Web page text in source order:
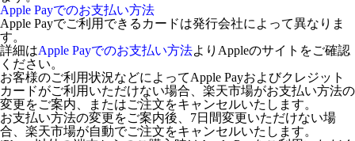
Apple Payでのお支払い方法
Apple Payでご利用できるカードは発行会社によって異なりま
す。
詳細はApple Payでのお支払い方法よりAppleのサイトをご確認
ください。
お客様のご利用状況などによってApple Payおよびクレジット
カードがご利用いただけない場合、楽天市場がお支払い方法の
変更をご案内、またはご注文をキャンセルいたします。
お支払い方法の変更をご案内後、7日間変更いただけない場
合、楽天市場が自動でご注文をキャンセルいたします。